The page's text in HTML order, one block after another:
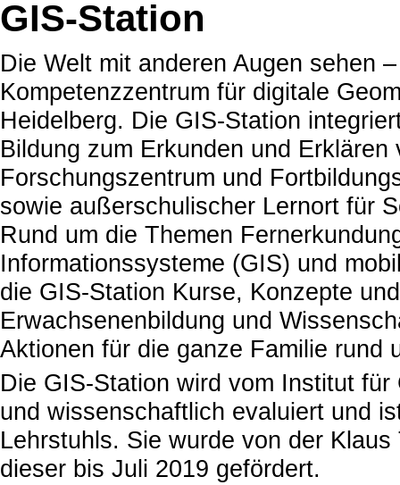
GIS-Station
Die Welt mit anderen Augen sehen
Kompetenzzentrum für digitale
Heidelberg. Die GIS-Station
Bildung zum Erkunden und
Forschungszentrum und
sowie außerschulischer Lernort für
Rund um die Themen
Informations­systeme (GIS) und
die GIS-Station Kurse, Konzepte
Erwachsenenbildung und
Aktionen für die ganze Familie rund
Die GIS-Station wird vom Institut
und wissenschaftlich evaluiert und
Lehrstuhls. Sie wurde von der
dieser bis Juli 2019 gefördert.